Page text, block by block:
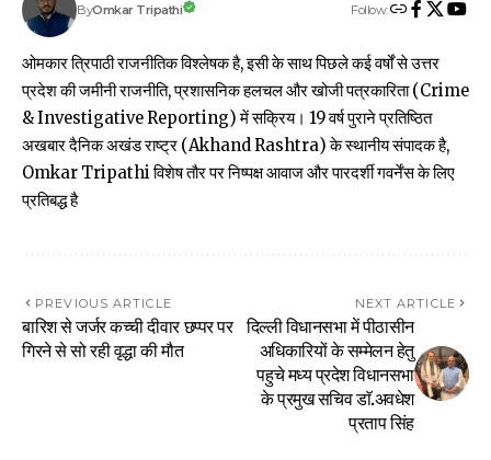
ByOmkar Tripathi Follow:
ओमकार त्रिपाठी राजनीतिक विश्लेषक है, इसी के साथ पिछले कई वर्षों से उत्तर
प्रदेश की जमीनी राजनीति, प्रशासनिक हलचल और खोजी पत्रकारिता (Crime
& Investigative Reporting) में सक्रिय। 19 वर्ष पुराने प्रतिष्ठित
अखबार दैनिक अखंड राष्ट्र (Akhand Rashtra) के स्थानीय संपादक है,
Omkar Tripathi विशेष तौर पर निष्पक्ष आवाज और पारदर्शी गवर्नेंस के लिए
प्रतिबद्ध है
PREVIOUS ARTICLE
बारिश से जर्जर कच्ची दीवार छप्पर पर
गिरने से सो रही वृद्धा की मौत
NEXT ARTICLE
दिल्ली विधानसभा में पीठासीन
अधिकारियों के सम्मेलन हेतु
पहुचे मध्य प्रदेश विधानसभा
के प्रमुख सचिव डाॅ.अवधेश
प्रताप सिंह